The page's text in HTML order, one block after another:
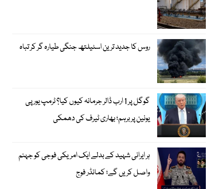
روس کا جدید ترین اسٹیلتھ جنگی طیارہ گر کر تباہ
گوگل پر 1 ارب ڈالر جرمانہ کیوں کیا؟ ٹرمپ یورپی
یونین پر برہم؛ بھاری ٹیرف کی دھمکی
ہر ایرانی شہید کے بدلے ایک امریکی فوجی کو جہنم
واصل کریں گے؛ کمانڈر فوج